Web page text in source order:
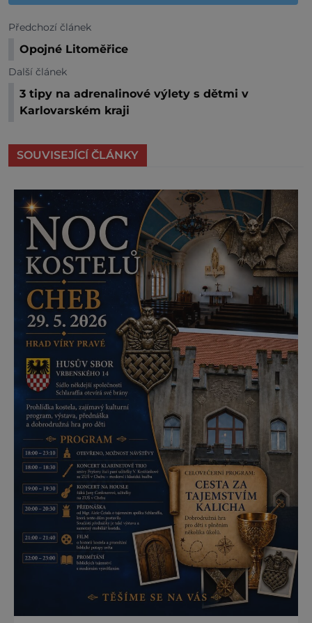
Předchozí článek
Opojné Litoměřice
Další článek
3 tipy na adrenalinové výlety s dětmi v
Karlovarském kraji
SOUVISEJÍCÍ ČLÁNKY